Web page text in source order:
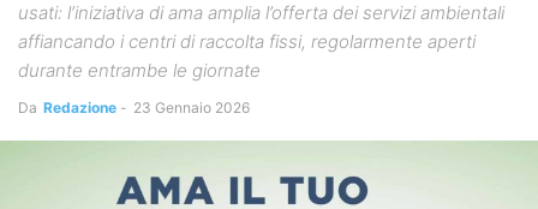
usati: l’iniziativa di ama amplia l’offerta dei servizi ambientali
affiancando i centri di raccolta fissi, regolarmente aperti
durante entrambe le giornate
Da Redazione - 23 Gennaio 2026